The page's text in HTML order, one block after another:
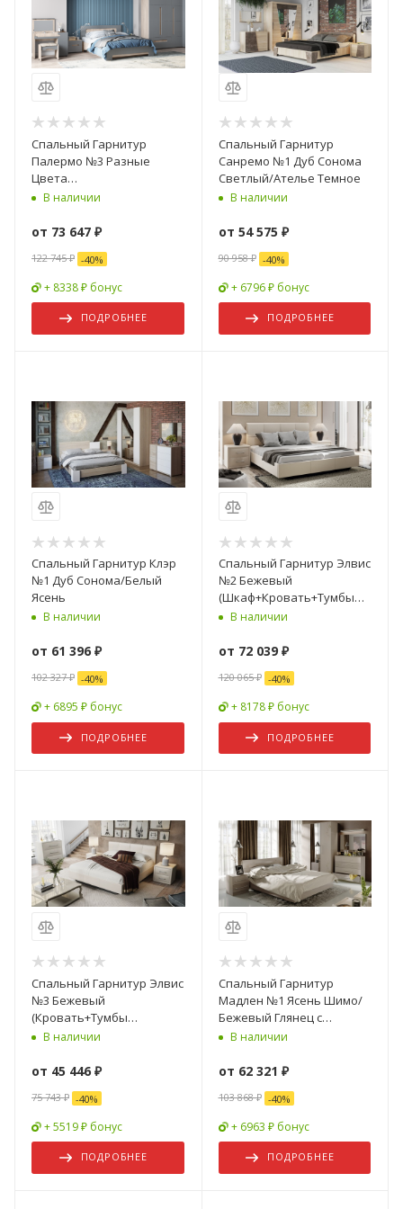
Спальный Гарнитур
Палермо №3 Разные
Цвета
(Шкаф+Кровать+Туалетный
Тумбы+Пуф)
В наличии
от 73 647 ₽
122 745 ₽ -40%
+ 8338 ₽ бонус
ПОДРОБНЕЕ
Спальный Гарнитур
Санремо №1 Дуб Сонома
Светлый/Ателье Темное
В наличии
от 54 575 ₽
90 958 ₽ -40%
+ 6796 ₽ бонус
ПОДРОБНЕЕ
Спальный Гарнитур Клэр
№1 Дуб Сонома/Белый
Ясень
В наличии
от 61 396 ₽
102 327 ₽ -40%
+ 6895 ₽ бонус
ПОДРОБНЕЕ
Спальный Гарнитур Элвис
№2 Бежевый
(Шкаф+Кровать+Тумбы
Прикроватные-2шт)
В наличии
от 72 039 ₽
120 065 ₽ -40%
+ 8178 ₽ бонус
ПОДРОБНЕЕ
Спальный Гарнитур Элвис
№3 Бежевый
(Кровать+Тумбы
Прикроватные-2шт+Комод)
В наличии
от 45 446 ₽
75 743 ₽ -40%
+ 5519 ₽ бонус
ПОДРОБНЕЕ
Спальный Гарнитур
Мадлен №1 Ясень Шимо/
Бежевый Глянец с
Рисунком
В наличии
от 62 321 ₽
103 868 ₽ -40%
+ 6963 ₽ бонус
ПОДРОБНЕЕ